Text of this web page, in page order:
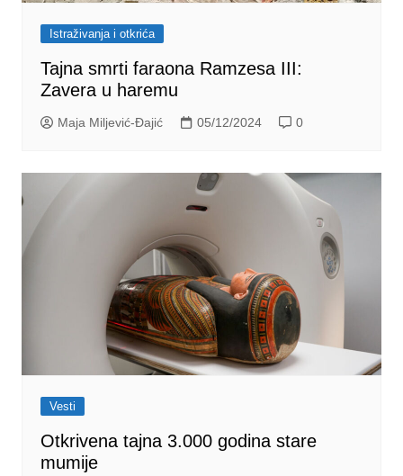
Istraživanja i otkrića
Tajna smrti faraona Ramzesa III:
Zavera u haremu
Maja Miljević-Đajić 05/12/2024 0
Vesti
Otkrivena tajna 3.000 godina stare
mumije